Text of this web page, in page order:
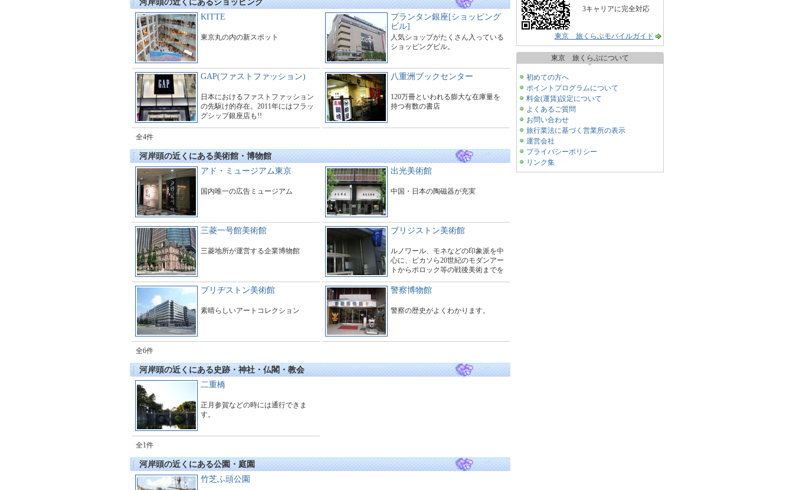
河岸頭の近くにあるショッピング
KITTE
東京丸の内の新スポット
プランタン銀座[ショッピング
ビル]
人気ショップがたくさん入っている
ショッピングビル。
GAP(ファストファッション)
日本におけるファストファッション
の先駆け的存在。2011年にはフラッ
グシップ銀座店も!!
八重洲ブックセンター
120万冊といわれる膨大な在庫量を
持つ有数の書店
全4件
河岸頭の近くにある美術館・博物館
アド・ミュージアム東京
国内唯一の広告ミュージアム
出光美術館
中国・日本の陶磁器が充実
三菱一号館美術館
三菱地所が運営する企業博物館
ブリジストン美術館
ルノワール、モネなどの印象派を中
心に、ピカソら20世紀のモダンアー
トからポロック等の戦後美術までを
ブリヂストン美術館
素晴らしいアートコレクション
警察博物館
警察の歴史がよくわかります。
全6件
河岸頭の近くにある史跡・神社・仏閣・教会
二重橋
正月参賀などの時には通行できま
す。
全1件
河岸頭の近くにある公園・庭園
竹芝ふ頭公園
3キャリアに完全対応
東京 旅くらぶモバイルガイド
東京 旅くらぶについて
初めての方へ
ポイントプログラムについて
料金(運賃)設定について
よくあるご質問
お問い合わせ
旅行業法に基づく営業所の表示
運営会社
プライバシーポリシー
リンク集